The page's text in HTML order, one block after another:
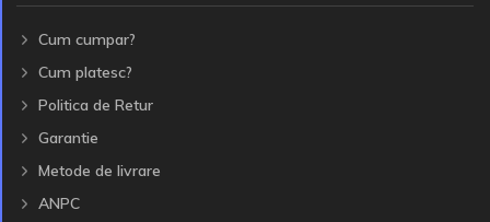
Cum cumpar?
Cum platesc?
Politica de Retur
Garantie
Metode de livrare
ANPC